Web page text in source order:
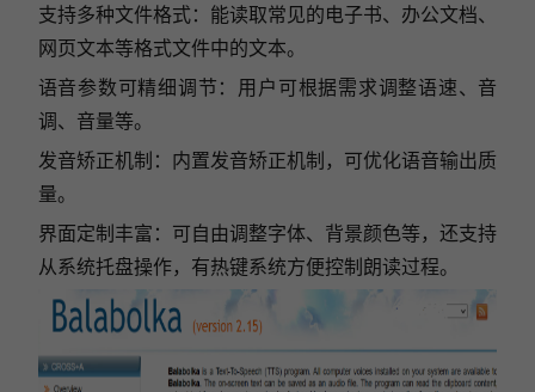
支持多种文件格式：能读取常见的电子书、办公文档、
网页文本等格式文件中的文本。
语音参数可精细调节：用户可根据需求调整语速、音
调、音量等。
发音矫正机制：内置发音矫正机制，可优化语音输出质
量。
界面定制丰富：可自由调整字体、背景颜色等，还支持
从系统托盘操作，有热键系统方便控制朗读过程。